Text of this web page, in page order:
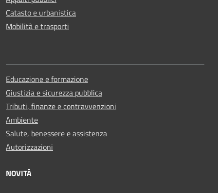
Catasto e urbanistica
Mobilità e trasporti
Educazione e formazione
Giustizia e sicurezza pubblica
Tributi, finanze e contravvenzioni
Ambiente
Salute, benessere e assistenza
Autorizzazioni
NOVITÀ